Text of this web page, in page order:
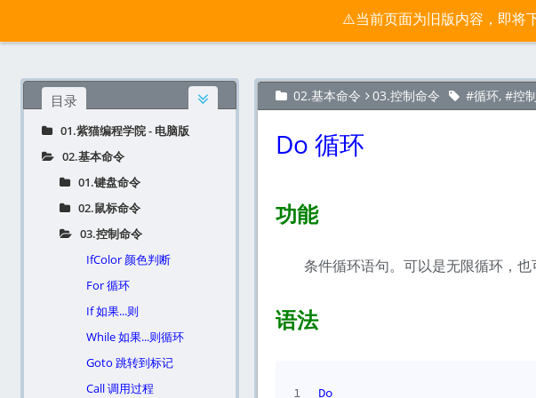
⚠️当前页面为旧版内容，即将
归档 标签 社区 关于
目录
01.紫猫编程学院 - 电脑版
02.基本命令
01.键盘命令
02.鼠标命令
03.控制命令
IfColor 颜色判断
For 循环
If 如果...则
While 如果...则循环
Goto 跳转到标记
Call 调用过程
02.基本命令 03.控制命令 循环, 控制
Do 循环
功能
条件循环语句。可以是无限循环，也
语法
1 Do